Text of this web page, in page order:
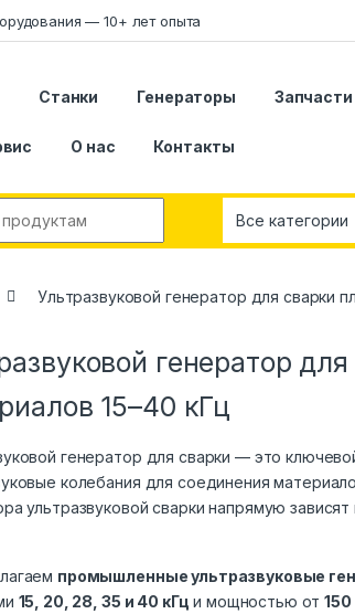
— 10+ лет опыта
Станки Генераторы Запчасти
О нас Контакты
Ультразвуковой генератор для сварки
генератор
15–40 кГц
генератор для сварки — это
колебания для соединения
ультразвуковой сварки напрямую
промышленные ультразвуковые
15, 20, 28, 35 и 40 кГц и мощностью от